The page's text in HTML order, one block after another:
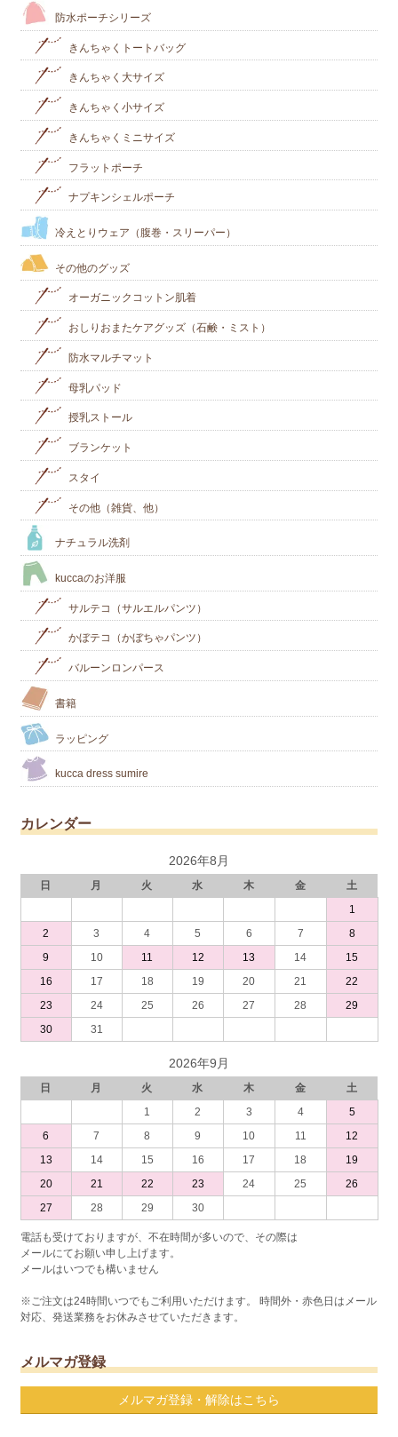
防水ポーチシリーズ
きんちゃくトートバッグ
きんちゃく大サイズ
きんちゃく小サイズ
きんちゃくミニサイズ
フラットポーチ
ナプキンシェルポーチ
冷えとりウェア（腹巻・スリーパー）
その他のグッズ
オーガニックコットン肌着
おしりおまたケアグッズ（石鹸・ミスト）
防水マルチマット
母乳パッド
授乳ストール
ブランケット
スタイ
その他（雑貨、他）
ナチュラル洗剤
kuccaのお洋服
サルテコ（サルエルパンツ）
かぼテコ（かぼちゃパンツ）
バルーンロンパース
書籍
ラッピング
kucca dress sumire
カレンダー
2026年8月
日 月 火 水 木 金
土
1
2
3 4 5 6 7
8
9
10 11 12 13 14
15
16
17 18 19 20 21
22
23
24 25 26 27 28
29
30
31
2026年9月
日 月 火 水 木 金
土
1
2 3 4
5
6
7 8 9 10 11
12
13
14 15 16 17 18
19
20
21 22 23 24 25
26
27
28 29 30
電話も受けておりますが、不在時間が多いので、その際は
メールにてお願い申し上げます。
メールはいつでも構いません
※ご注文は24時間いつでもご利用いただけます。 時間外・赤色日はメール
対応、発送業務をお休みさせていただきます。
メルマガ登録
メルマガ登録・解除はこちら